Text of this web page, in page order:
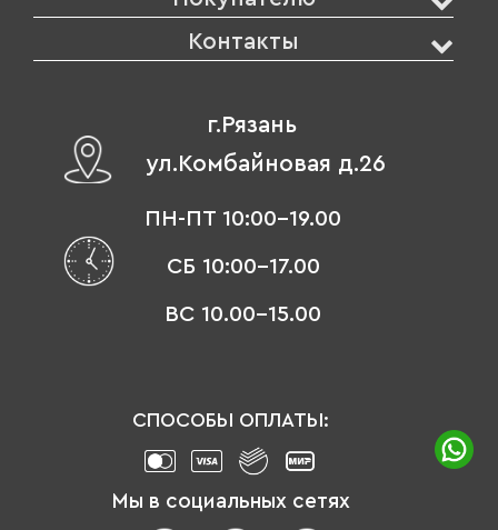
Контакты
г.Рязань
ул.Комбайновая д.26
ПН-ПТ 10:00-19.00
СБ 10:00-17.00
ВС 10.00-15.00
СПОСОБЫ ОПЛАТЫ:
Мы в социальных сетях